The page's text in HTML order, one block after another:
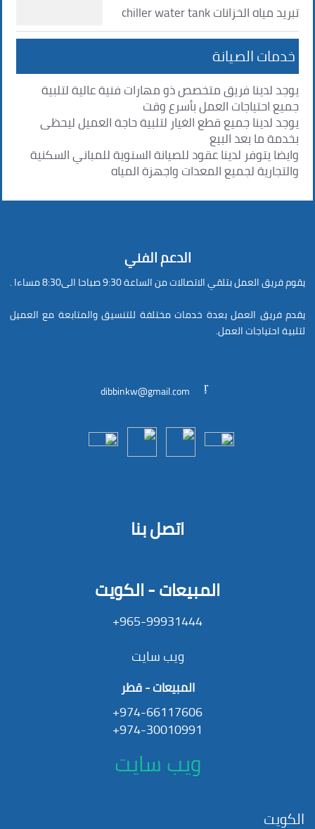
تبريد مياه الخزانات chiller water tank
خدمات الصيانة
يوجد لدينا فريق متخصص ذو مهارات فنية عالية لتلبية
جميع احتياجات العمل بأسرع وقت
يوجد لدينا جميع قطع الغيار لتلبية حاجة العميل ليحظى
بخدمة ما بعد البيع
وايضا يتوفر لدينا عقود للصيانة السنوية للمباني السكنية
والتجارية لجميع المعدات واجهزة المياه
الدعم الفني
يقوم فريق العمل بتلقي الاتصالات من الساعة 9:30 صباحا الى8:30 مساءا .
يقدم فريق العمل بعدة خدمات مختلفة للتنسيق والمتابعة مع العميل
لتلبية احتياجات العمل.
dibbinkw@gmail.com
اتصل بنا
المبيعات - الكويت
965-99931444+
ويب سايت
المبيعات - قطر
974-66117606+
974-30010991+
ويب سايت
الكويت